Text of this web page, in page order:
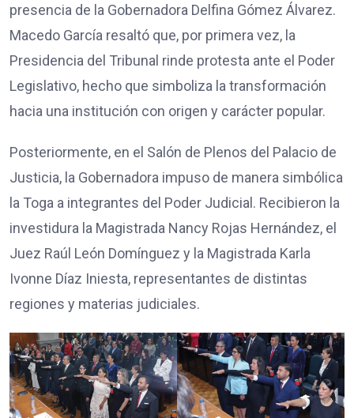
presencia de la Gobernadora Delfina Gómez Álvarez.
Macedo García resaltó que, por primera vez, la
Presidencia del Tribunal rinde protesta ante el Poder
Legislativo, hecho que simboliza la transformación
hacia una institución con origen y carácter popular.
Posteriormente, en el Salón de Plenos del Palacio de
Justicia, la Gobernadora impuso de manera simbólica
la Toga a integrantes del Poder Judicial. Recibieron la
investidura la Magistrada Nancy Rojas Hernández, el
Juez Raúl León Domínguez y la Magistrada Karla
Ivonne Díaz Iniesta, representantes de distintas
regiones y materias judiciales.